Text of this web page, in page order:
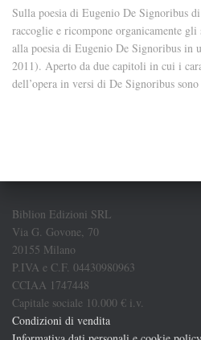
Sulla poesia di Eugenio De Signoribus
raccoglie e ricompone organicamente
alla poesia di Eugenio De Signoribus in
2011). Aperto da due capitoli in cui i
dell’opera in versi di De Signoribus sono
Biblion Edizioni SRL
Via G. Govone, 70
20155 Milano
P.IVA e C.F. 04430980963
CCIAA 1747448
Capitale sociale 10.000 € i.v.
Condizioni di vendita